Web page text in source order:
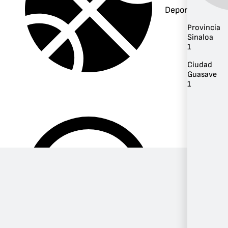
Deportes
Provincia
Sinaloa
1
Ciudad
Guasave
1